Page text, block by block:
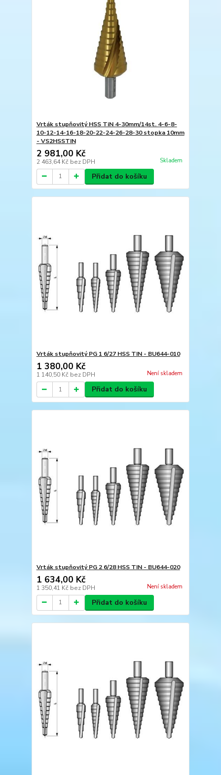
Vrták stupňovitý HSS TiN 4-30mm/14st. 4-6-8-
10-12-14-16-18-20-22-24-26-28-30 stopka 10mm
- VS2HSSTIN
2 981,00 Kč
2 463,64 Kč bez DPH Skladem
Přidat do košíku
Vrták stupňovitý PG 1 6/27 HSS TIN - BU644-010
1 380,00 Kč
1 140,50 Kč bez DPH Není skladem
Přidat do košíku
Vrták stupňovitý PG 2 6/28 HSS TIN - BU644-020
1 634,00 Kč
1 350,41 Kč bez DPH Není skladem
Přidat do košíku